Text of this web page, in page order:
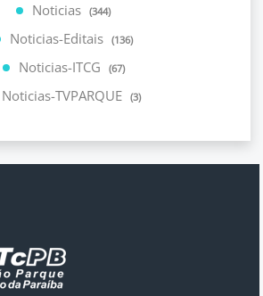
Noticias (344)
Noticias-Editais (136)
Noticias-ITCG (67)
Noticias-TVPARQUE (3)